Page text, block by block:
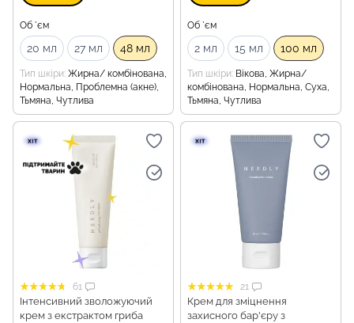
Об `єм
20 мл 27 мл 48 мл
Тип шкіри Жирна/ комбінована,
Нормальна, Проблемна (акне),
Тьмяна, Чутлива
Об `єм
2 мл 15 мл 100 мл
Тип шкіри Вікова, Жирна/
комбінована, Нормальна, Суха,
Тьмяна, Чутлива
61
Інтенсивний зволожуючий
крем з екстрактом гриба
21
Крем для зміцнення
захисного бар'єру з